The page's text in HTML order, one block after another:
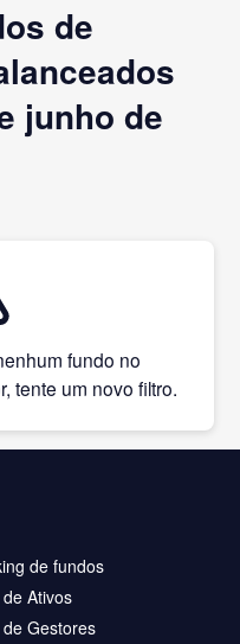
de
junho de
fundo no
tente um novo filtro.
de fundos
Ativos
de Gestores